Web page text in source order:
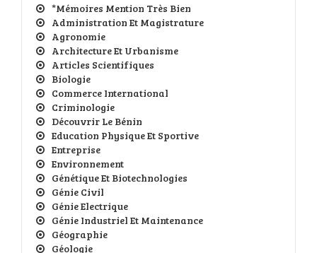
*Mémoires Mention Très Bien
Administration Et Magistrature
Agronomie
Architecture Et Urbanisme
Articles Scientifiques
Biologie
Commerce International
Criminologie
Découvrir Le Bénin
Education Physique Et Sportive
Entreprise
Environnement
Génétique Et Biotechnologies
Génie Civil
Génie Electrique
Génie Industriel Et Maintenance
Géographie
Géologie